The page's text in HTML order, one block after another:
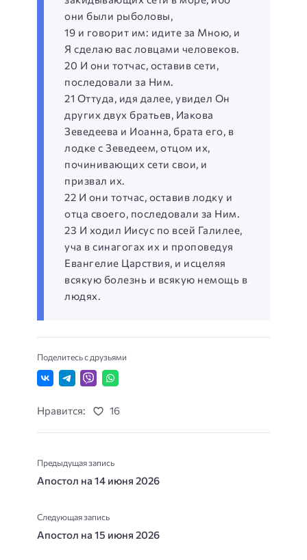
они были рыболовы,
19 и говорит им: идите за Мною, и
Я сделаю вас ловцами человеков.
20 И они тотчас, оставив сети,
последовали за Ним.
21 Оттуда, идя далее, увидел Он
других двух братьев, Иакова
Зеведеева и Иоанна, брата его, в
лодке с Зеведеем, отцом их,
починивающих сети свои, и
призвал их.
22 И они тотчас, оставив лодку и
отца своего, последовали за Ним.
23 И ходил Иисус по всей Галилее,
уча в синагогах их и проповедуя
Евангелие Царствия, и исцеляя
всякую болезнь и всякую немощь в
людях.
Поделитесь с друзьями
Нравится: 16
Предыдущая запись
Апостол на 14 июня 2026
Следующая запись
Апостол на 15 июня 2026